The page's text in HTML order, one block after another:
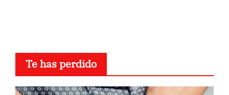
Te has perdido